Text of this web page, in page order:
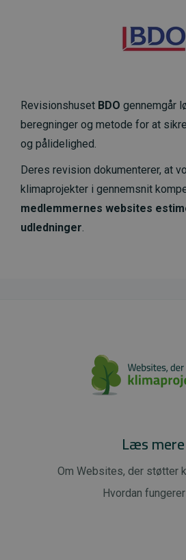
Revisionshuset BDO gennemgår
beregninger og metode for at
og pålidelighed.
Deres revision dokumenterer, at
klimaprojekter i gennemsnit
medlemmernes websites
udledninger.
Læs mere
Om Websites, der støtter
Hvordan